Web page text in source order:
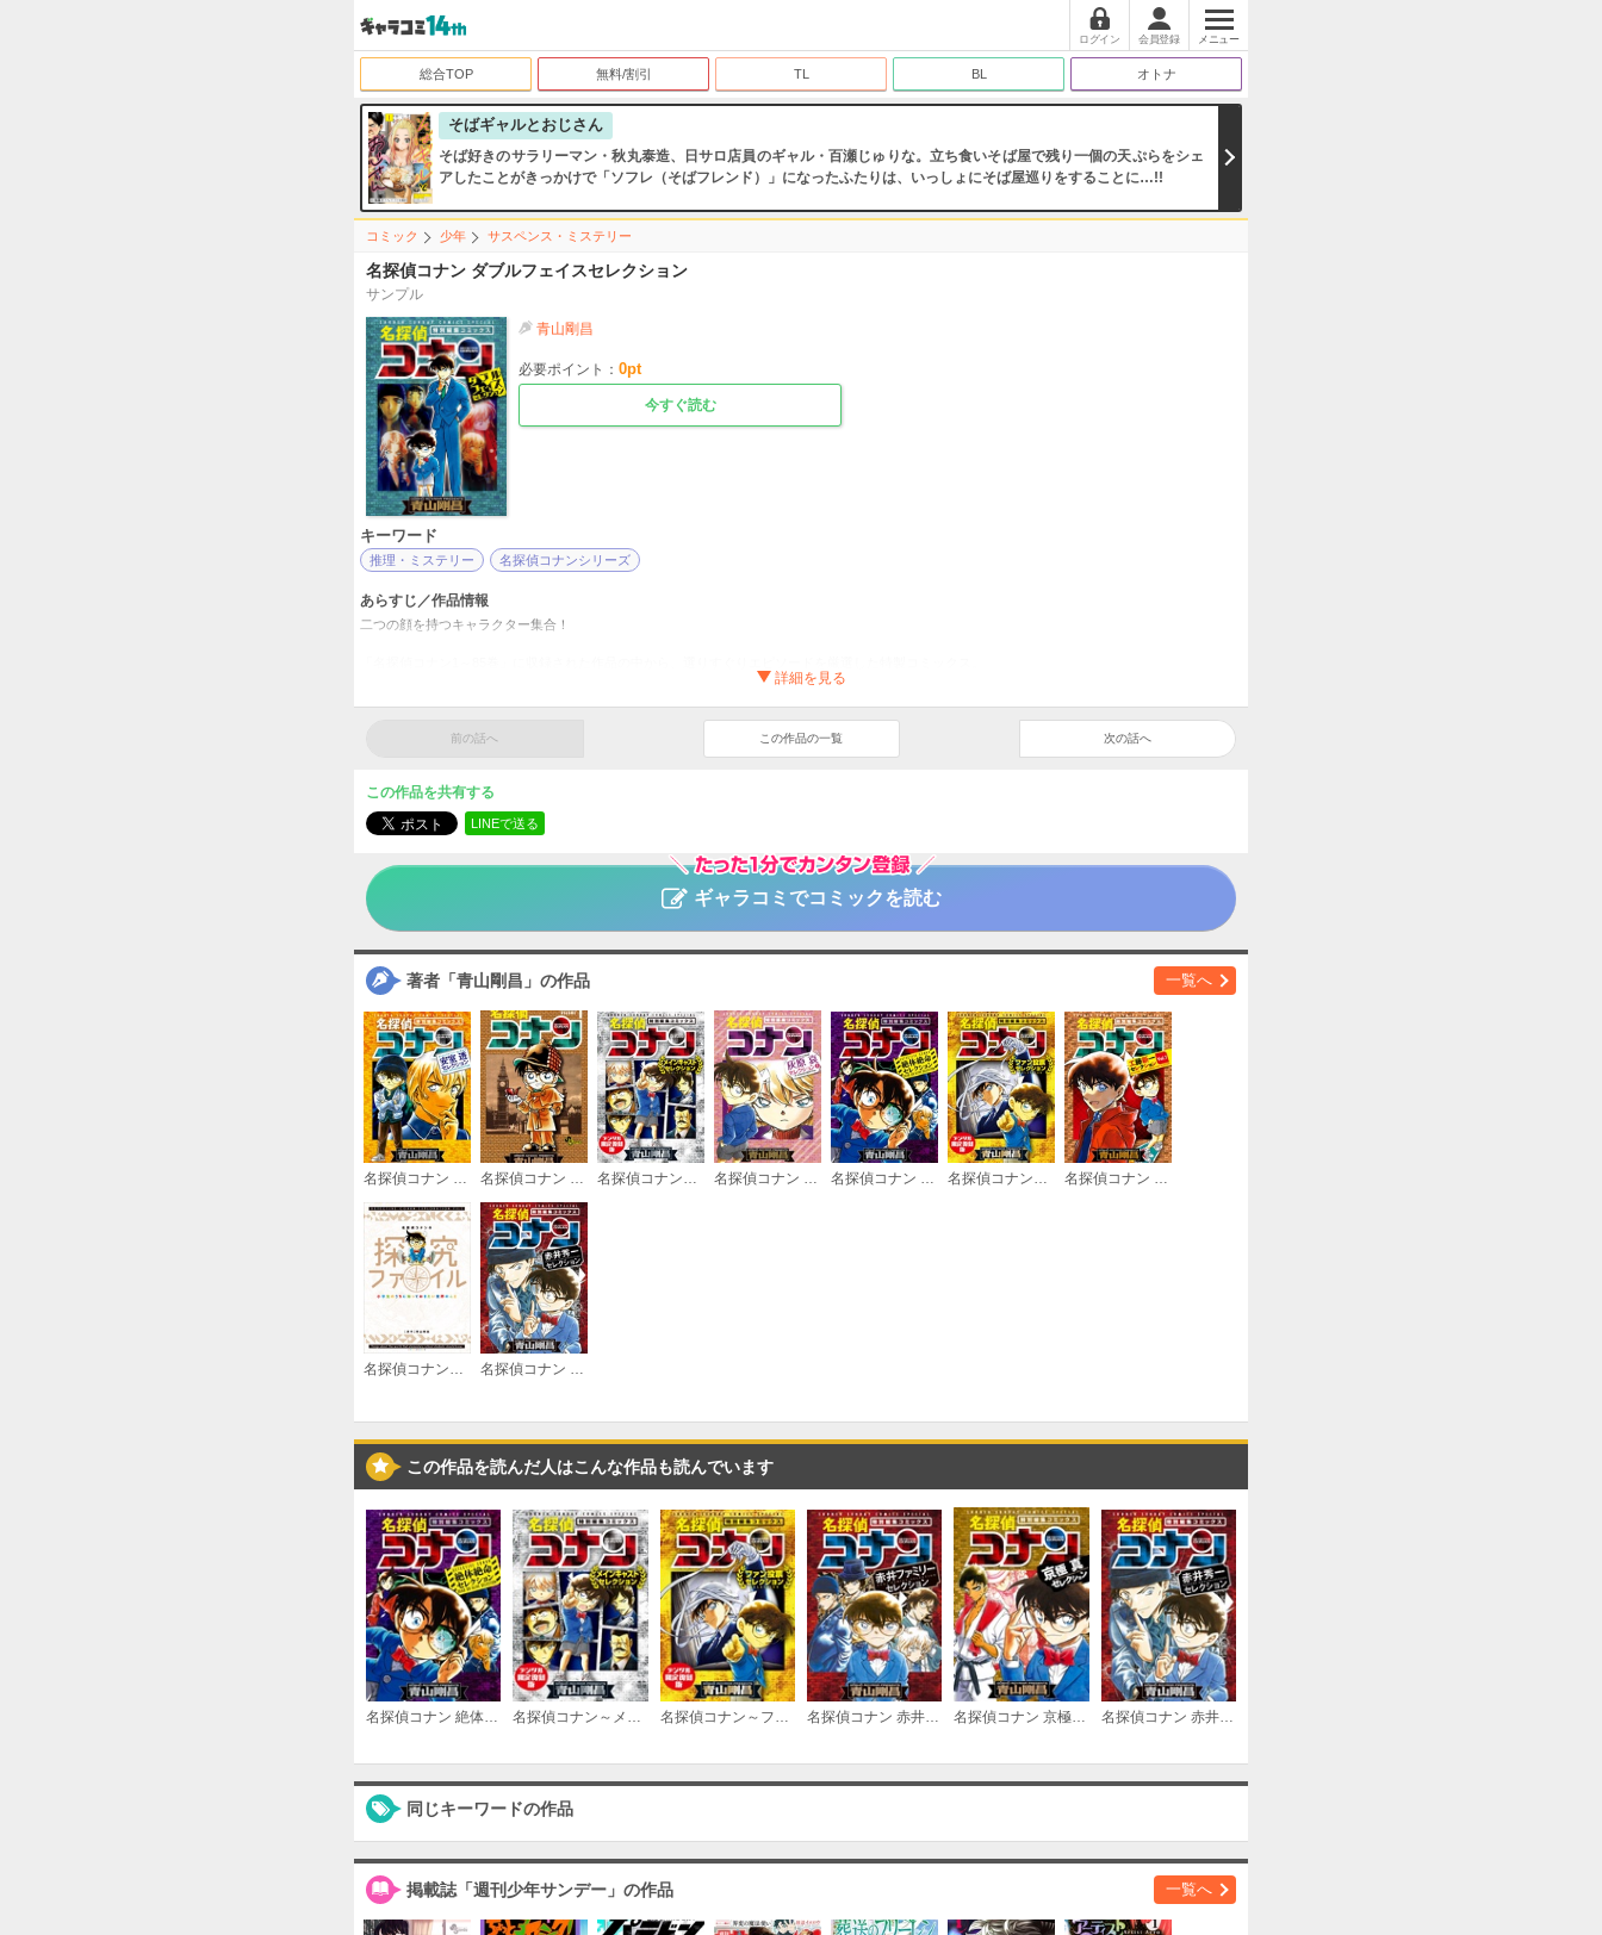
ログイン 会員登録 メニュー
総合TOP 無料/割引 TL BL オトナ
そばギャルとおじさん
そば好きのサラリーマン・秋丸泰造、日サロ店員のギャル・百瀬じゅりな。立ち食いそば屋で残り一個の天ぷらをシェ
アしたことがきっかけで「ソフレ（そばフレンド）」になったふたりは、いっしょにそば屋巡りをすることに…!!
コミック 少年 サスペンス・ミステリー
名探偵コナン ダブルフェイスセレクション
サンプル
青山剛昌
必要ポイント：0pt
今すぐ読む
キーワード
推理・ミステリー 名探偵コナンシリーズ
あらすじ／作品情報
二つの顔を持つキャラクター集合！
タイトル 名探偵コナン ダブルフェイスセレクションサンプル
青山剛昌
前の話へ この作品の一覧 次の話へ
この作品を共有する
LINEで送る
ギャラコミでコミックを読む
著者「青山剛昌」の作品 一覧へ
名探偵コナン 安室透セレクション 名探偵コナン SPECIAL 名探偵コナン～メインキャストセレクション～【デジタル限定復刻版】 名探偵コナン 灰原哀セレクション 名探偵コナン 絶体絶命セレクション 名探偵コナン～ファン投票セレクション～【デジタル限定復刻版】 名探偵コナン 工藤新一セレクション
名探偵コナンの探究ファイル ～小学生のうちに知っておきたい世界のこと～ 名探偵コナン 赤井秀一セレクション
この作品を読んだ人はこんな作品も読んでいます
名探偵コナン 絶体絶命セレクション 名探偵コナン～メインキャストセレクション～【デジタル限定復刻版】 名探偵コナン～ファン投票セレクション～【デジタル限定復刻版】 名探偵コナン 赤井ファミリーセレクション 名探偵コナン 京極真セレクション 名探偵コナン 赤井秀一セレクション
同じキーワードの作品
掲載誌「週刊少年サンデー」の作品 一覧へ